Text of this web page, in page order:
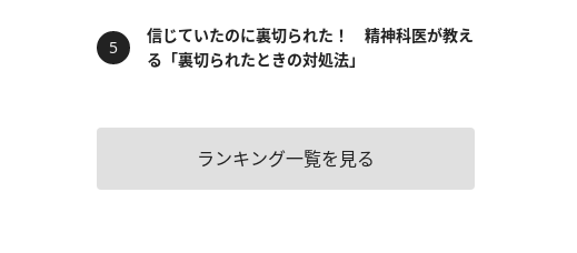
信じていたのに裏切られた！ 精神科医が教え
る「裏切られたときの対処法」
ランキング一覧を見る